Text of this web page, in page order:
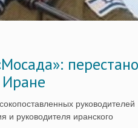
руководителей
и руководителя иранского